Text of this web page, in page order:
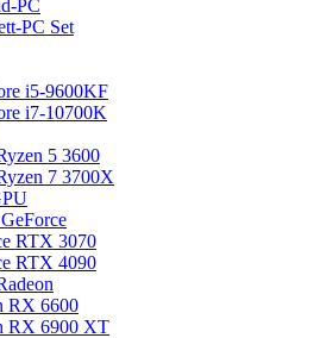
PC
PC Set
i5-9600KF
i7-10700K
5 3600
7 3700X
RTX 3070
RTX 4090
RX 6600
RX 6900 XT